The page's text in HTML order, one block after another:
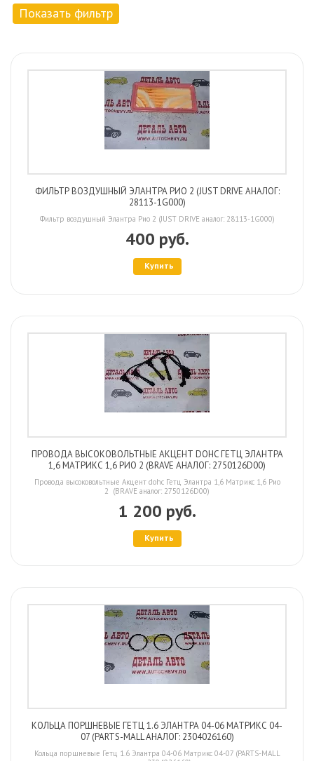
Показать фильтр
ФИЛЬТР ВОЗДУШНЫЙ ЭЛАНТРА РИО 2 (JUST DRIVE АНАЛОГ:
28113-1G000)
Фильтр воздушный Элантра Рио 2 (JUST DRIVE аналог: 28113-1G000)
400 руб.
Купить
ПРОВОДА ВЫСОКОВОЛЬТНЫЕ АКЦЕНТ DOHC ГЕТЦ ЭЛАНТРА
1,6 МАТРИКС 1,6 РИО 2 (BRAVE АНАЛОГ: 2750126D00)
Провода высоковольтные Акцент dohc Гетц Элантра 1,6 Матрикс 1,6 Рио
2 (BRAVE аналог: 2750126D00)
1 200 руб.
Купить
КОЛЬЦА ПОРШНЕВЫЕ ГЕТЦ 1.6 ЭЛАНТРА 04-06 МАТРИКС 04-
07 (PARTS-MALL АНАЛОГ: 2304026160)
Кольца поршневые Гетц 1.6 Элантра 04-06 Матрикс 04-07 (PARTS-MALL